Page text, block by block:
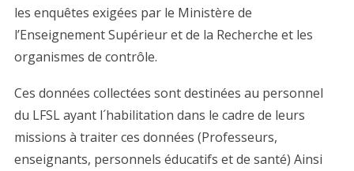
les enquêtes exigées par le Ministère de
l’Enseignement Supérieur et de la Recherche et les
organismes de contrôle.
Ces données collectées sont destinées au personnel
du LFSL ayant l´habilitation dans le cadre de leurs
missions à traiter ces données (Professeurs,
enseignants, personnels éducatifs et de santé) Ainsi